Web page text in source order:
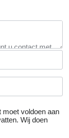
moet voldoen aan
Wij doen